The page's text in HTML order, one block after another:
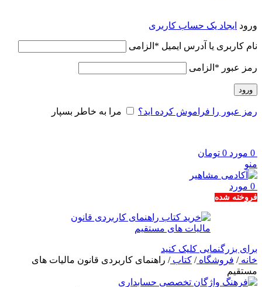
ورود ایجاد یک حساب کاربری
نام کاربری یا آدرس ایمیل * الزامی
رمز عبور * الزامی
ورود
رمز عبور را فراموش کرده اید؟ مرا به خاطر بسپار
0 مورد 0 تومان
منو
0 مورد
فروخته شده
برای بزرگنمایی کلیک کنید
خانه/ فروشگاه/ کتاب/ راهنمای کاربردی قانون مالیات های
مستقیم